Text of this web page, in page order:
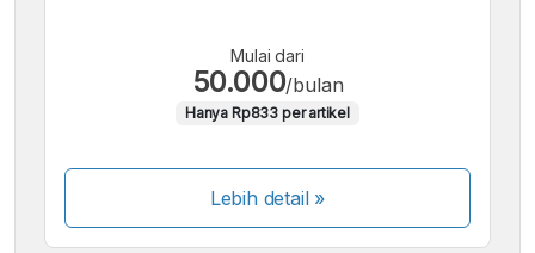
Mulai dari
50.000/bulan
Hanya Rp833 per artikel
Lebih detail »